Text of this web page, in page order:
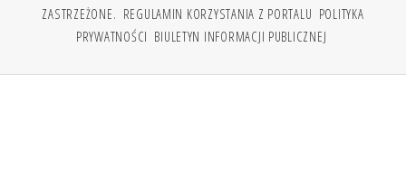
ZASTRZEŻONE. REGULAMIN KORZYSTANIA Z PORTALU POLITYKA
PRYWATNOŚCI BIULETYN INFORMACJI PUBLICZNEJ